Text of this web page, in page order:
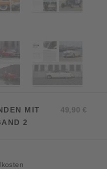
MIT
2
49,90 €